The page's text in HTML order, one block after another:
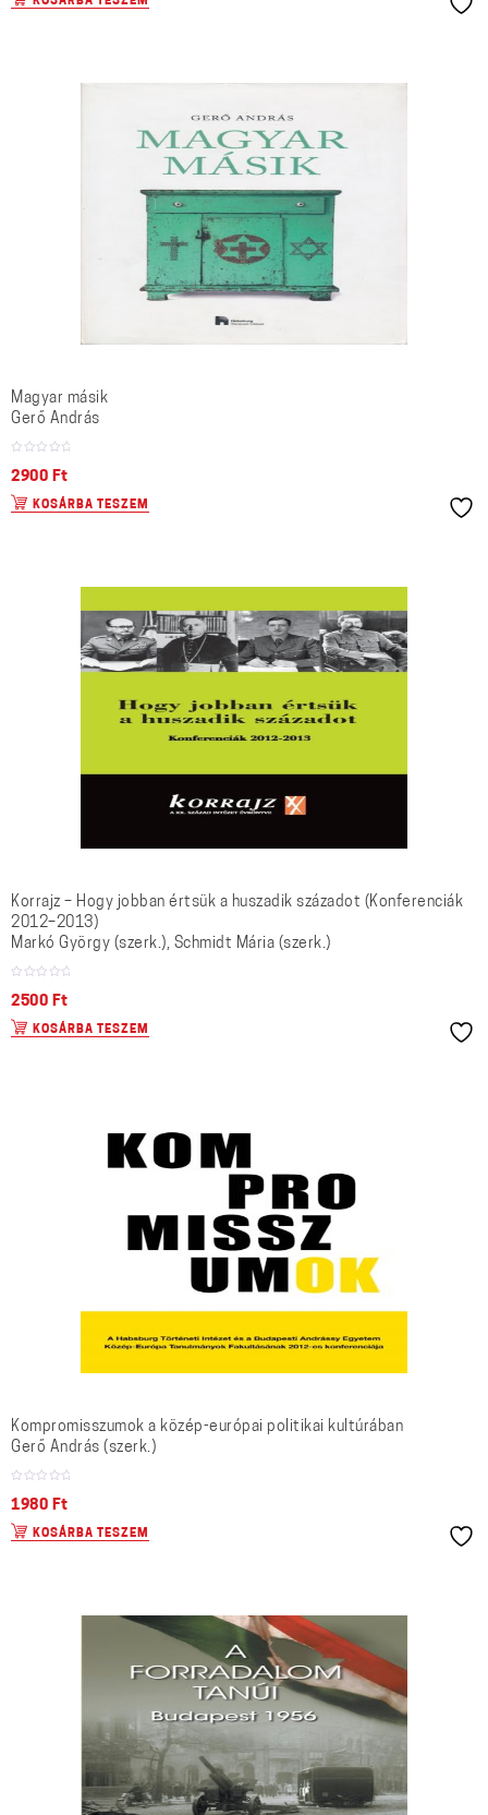
Magyar másik
Gerő András
2900 Ft
KOSÁRBA TESZEM
Korrajz – Hogy jobban értsük a huszadik századot (Konferenciák
2012–2013)
Markó György (szerk.), Schmidt Mária (szerk.)
2500 Ft
KOSÁRBA TESZEM
Kompromisszumok a közép-európai politikai kultúrában
Gerő András (szerk.)
1980 Ft
KOSÁRBA TESZEM